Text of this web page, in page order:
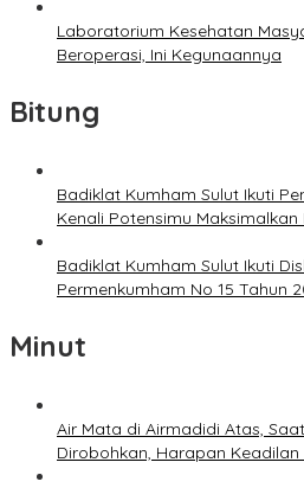
Laboratorium Kesehatan
Beroperasi, Ini Kegunaannya
Bitung
Badiklat Kumham Sulut Ikuti
Kenali Potensimu
Badiklat Kumham Sulut Ikuti
Permenkumham No 15 Tahun
Minut
Air Mata di Airmadidi Atas,
Dirobohkan, Harapan